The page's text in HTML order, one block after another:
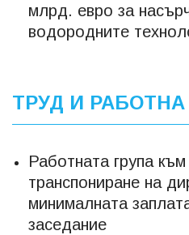
млрд. евро за
водородните
ТРУД И
Работната група
транспониране на
минималната
заседание